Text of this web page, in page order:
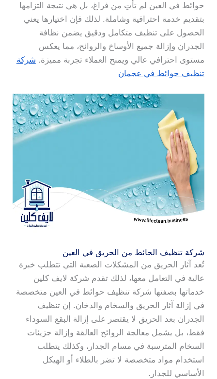
حوائط في العين لم تأتِ من فراغ، بل هي نتيجة التزامها
بتقديم خدمة احترافية وشاملة. لذلك فإن اختيارها يعني
الحصول على تنظيف متكامل ودقيق يضمن نظافة
الجدران وإزالة جميع الأوساخ والروائح، مما يعكس
مستوى احترافي عالي ويمنح العملاء تجربة مميزة. شركة
تنظيف حوائط في عجمان
شركة تنظيف الحائط من الحريق في العين
تُعد آثار الحريق من المشكلات الصعبة التي تتطلب خبرة
عالية في التعامل معها، لذلك تقدم شركة لايف كلين
خدماتها بصفتها شركة تنظيف حوائط في العين متخصصة
في إزالة آثار الحريق والسخام والدخان. إن تنظيف
الجدران بعد الحريق لا يقتصر على إزالة البقع السوداء
فقط، بل يشمل معالجة الروائح العالقة وإزالة جزيئات
السخام المترسبة في مسام الجدار، وكذلك يتطلب
استخدام مواد متخصصة لا تضر بالطلاء أو الهيكل
الأساسي للجدار.